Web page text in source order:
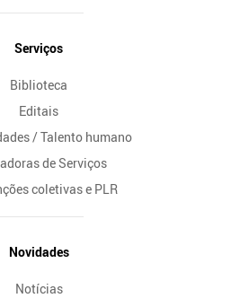
Serviços
Biblioteca
Editais
/ Talento humano
de Serviços
coletivas e PLR
Novidades
Notícias